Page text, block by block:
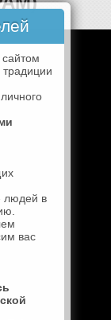
традиции
людей в
вас